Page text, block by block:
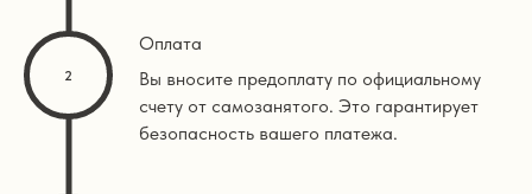
Оплата
Вы вносите предоплату по официальному
счету от самозанятого. Это гарантирует
безопасность вашего платежа.